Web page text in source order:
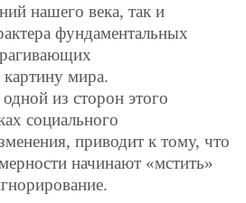
нашего века, так и
фундаментальных
картину мира.
из сторон этого
социального
приводит к тому, что
начинают «мстить»